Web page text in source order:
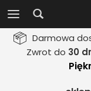
Darmowa
Zwrot do 30